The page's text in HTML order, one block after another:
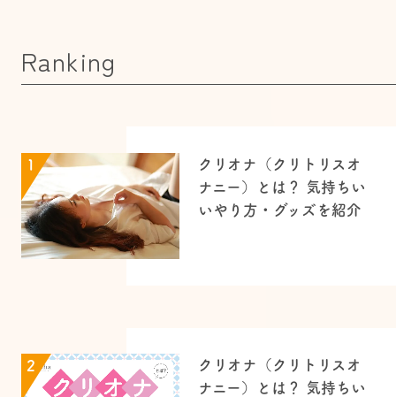
Ranking
1
クリオナ（クリトリスオ
ナニー）とは？ 気持ちい
いやり方・グッズを紹介
2
クリオナ（クリトリスオ
ナニー）とは？ 気持ちい